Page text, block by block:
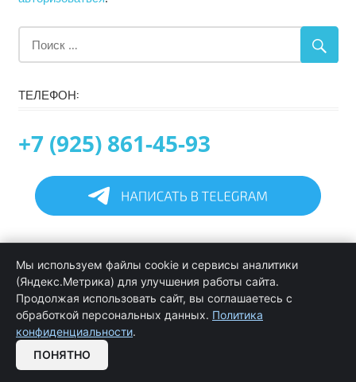
ТЕЛЕФОН:
+7 (925) 861-45-93
Информация
Программирование в 1С услуги
Услуги обслуживания и сопровождения 1С
Цены на услуги программиста 1С
Мы используем файлы cookie и сервисы аналитики
(Яндекс.Метрика) для улучшения работы сайта.
Продолжая использовать сайт, вы соглашаетесь с
обработкой персональных данных. Политика
конфиденциальности.
ПОНЯТНО